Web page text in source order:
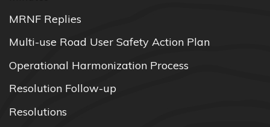
MRNF Replies
Multi-use Road User Safety Action Plan
Operational Harmonization Process
Resolution Follow-up
Resolutions